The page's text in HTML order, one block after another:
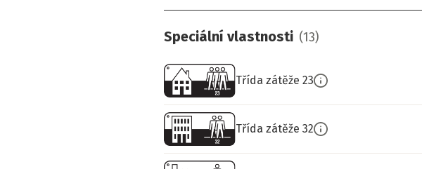
Speciální vlastnosti (13)
Třída zátěže 23
Třída zátěže 32